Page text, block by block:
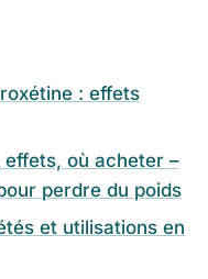
: effets
où acheter –
perdre du poids
et utilisations en